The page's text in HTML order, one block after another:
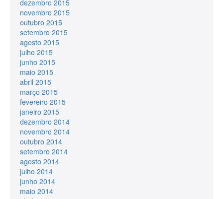
dezembro 2015
novembro 2015
outubro 2015
setembro 2015
agosto 2015
julho 2015
junho 2015
maio 2015
abril 2015
março 2015
fevereiro 2015
janeiro 2015
dezembro 2014
novembro 2014
outubro 2014
setembro 2014
agosto 2014
julho 2014
junho 2014
maio 2014